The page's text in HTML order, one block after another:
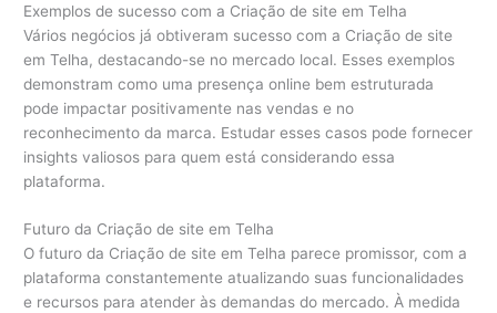
Exemplos de sucesso com a Criação de site em Telha
Vários negócios já obtiveram sucesso com a Criação de site
em Telha, destacando-se no mercado local. Esses exemplos
demonstram como uma presença online bem estruturada
pode impactar positivamente nas vendas e no
reconhecimento da marca. Estudar esses casos pode fornecer
insights valiosos para quem está considerando essa
plataforma.
Futuro da Criação de site em Telha
O futuro da Criação de site em Telha parece promissor, com a
plataforma constantemente atualizando suas funcionalidades
e recursos para atender às demandas do mercado. À medida